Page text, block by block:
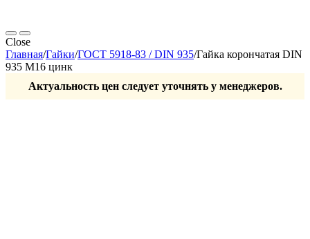
Close
Главная/Гайки/ГОСТ 5918-83 / DIN 935/Гайка корончатая DIN
935 М16 цинк
Актуальность цен следует уточнять у менеджеров.